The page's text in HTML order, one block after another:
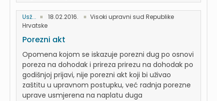
Usž... 18.02.2016.
Visoki upravni sud Republike
Hrvatske
Porezni akt
Opomena kojom se iskazuje porezni dug po osnovi
poreza na dohodak i prireza prirezu na dohodak po
godišnjoj prijavi, nije porezni akt koji bi uživao
zaštitu u upravnom postupku, već radnja porezne
uprave usmjerena na naplatu duga